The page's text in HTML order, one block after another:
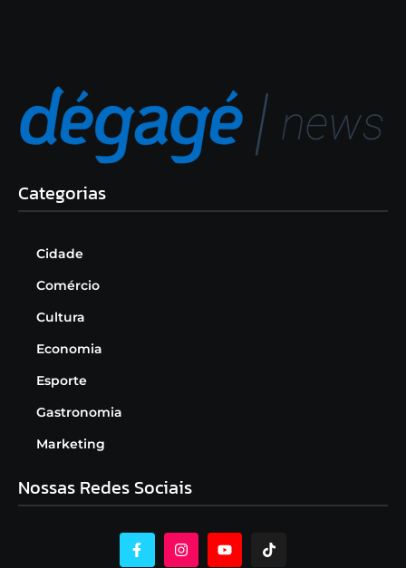
Categorias
Cidade
Comércio
Cultura
Economia
Esporte
Gastronomia
Marketing
Nossas Redes Sociais